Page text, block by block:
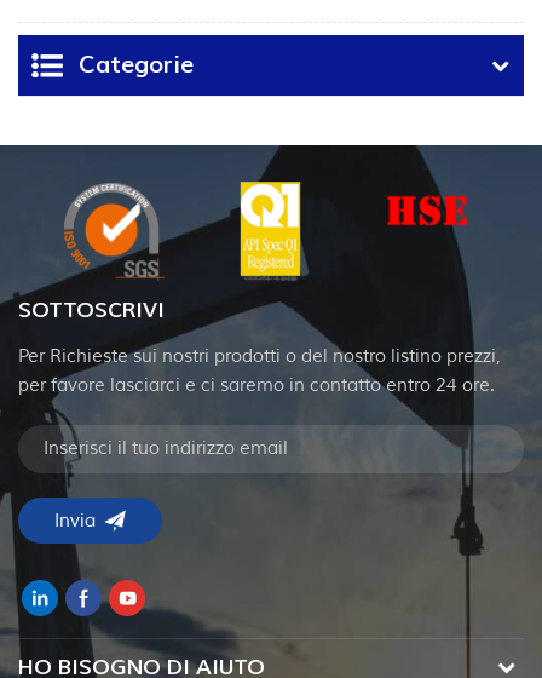
metallo
Categorie
SOTTOSCRIVI
Per Richieste sui nostri prodotti o del nostro listino prezzi,
per favore lasciarci e ci saremo in contatto entro 24 ore.
HO BISOGNO DI AIUTO